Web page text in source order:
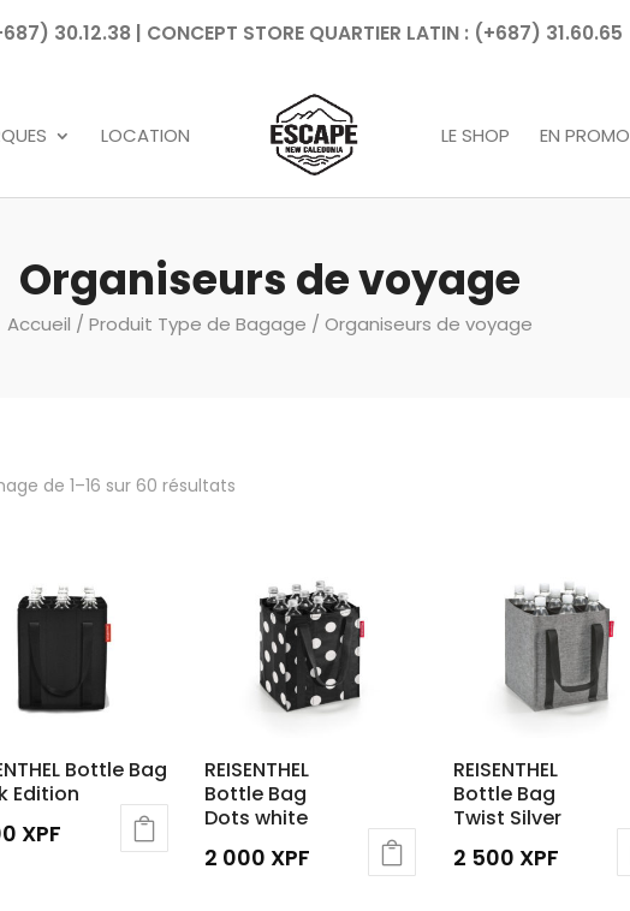
30.12.38 | CONCEPT STORE QUARTIER LATIN : (+687) 31.60.65
LOCATION LE SHOP EN PROMO
Organiseurs de voyage
Accueil / Produit Type de Bagage / Organiseurs de voyage
de 1–16 sur 60 résultats
Bottle Bag
Edition
XPF
REISENTHEL
Bottle Bag
Dots white
2 000 XPF
REISENTHEL
Bottle Bag
Twist Silver
2 500 XPF